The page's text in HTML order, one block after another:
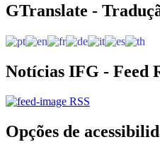
GTranslate -
Notícias IFG - Feed
RSS
Opções de